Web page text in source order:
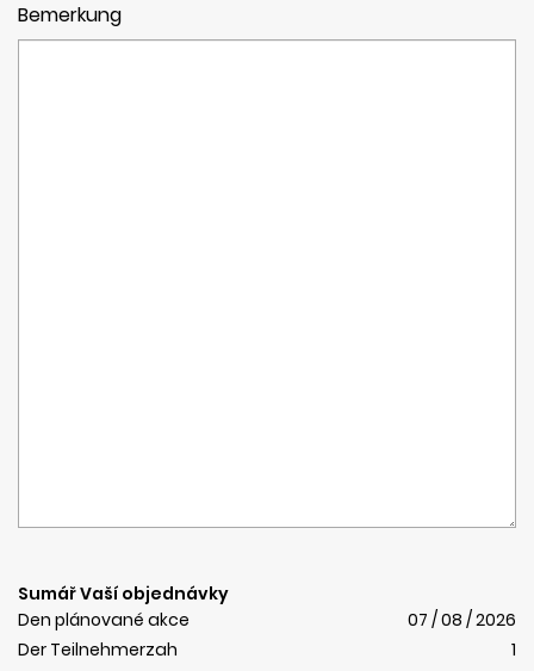
Bemerkung
Sumář Vaší objednávky
Den plánované akce
07 / 08 / 2026
Der Teilnehmerzah
1